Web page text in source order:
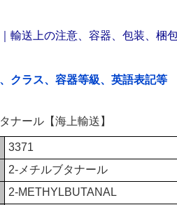
輸送上の注意、容器、包装、梱
クラス、容器等級、英語表記等
ナール【海上輸送】
3371
2-メチルブタナール
2-METHYLBUTANAL